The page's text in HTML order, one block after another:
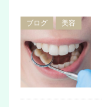
ブログ 美容